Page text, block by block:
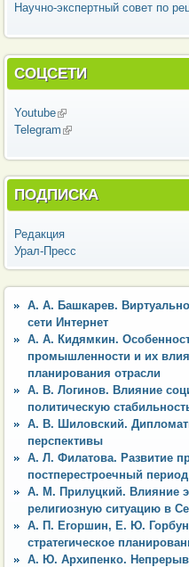
Научно-экспертный совет по
СОЦСЕТИ
Youtube(внешняя ссылка)
Telegram (внешняя ссылка)
ПОДПИСКА
Редакция
Урал-Пресс
А. А. Башкарев.
сети Интернет
А. А. Кидямкин.
промышленности и их
планирования отрасли
А. В. Логинов. Влияние
политическую
А. В. Шиловский.
перспективы
А. Л. Филатова. Развитие
постперестроечный период
А. М. Прилуцкий. Влияние
религиозную ситуацию в
А. П. Егоршин, Е. Ю.
стратегическое
А. Ю. Архипенко.